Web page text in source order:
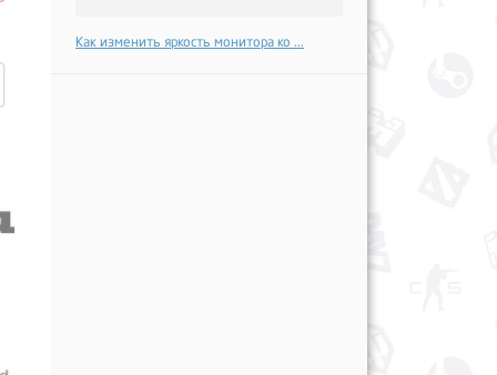
Как изменить яркость монитора ко ...